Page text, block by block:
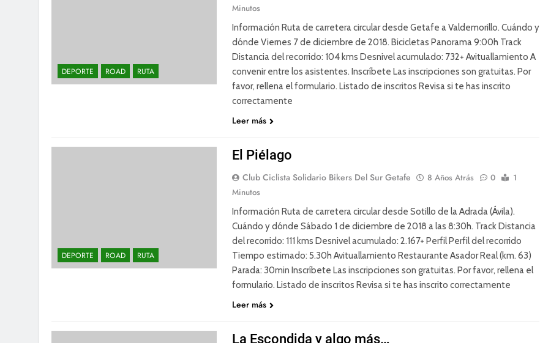
DEPORTE ROAD RUTA
Minutos
Información Ruta de carretera circular desde Getafe a Valdemorillo. Cuándo y
dónde Viernes 7 de diciembre de 2018. Bicicletas Panorama 9:00h Track
Distancia del recorrido: 104 kms Desnivel acumulado: 732+ Avituallamiento A
convenir entre los asistentes. Inscríbete Las inscripciones son gratuitas. Por
favor, rellena el formulario. Listado de inscritos Revisa si te has inscrito
correctamente
Leer más
DEPORTE ROAD RUTA
El Piélago
Club Ciclista Solidario Bikers Del Sur Getafe 8 Años Atrás 0
1
Minutos
Información Ruta de carretera circular desde Sotillo de la Adrada (Ávila).
Cuándo y dónde Sábado 1 de diciembre de 2018 a las 8:30h. Track Distancia
del recorrido: 111 kms Desnivel acumulado: 2.167+ Perfil Perfil del recorrido
Tiempo estimado: 5.30h Avituallamiento Restaurante Asador Real (km. 63)
Parada: 30min Inscríbete Las inscripciones son gratuitas. Por favor, rellena el
formulario. Listado de inscritos Revisa si te has inscrito correctamente
Leer más
La Escondida y algo más…